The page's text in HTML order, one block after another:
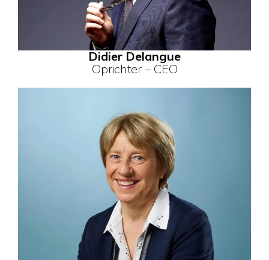
Didier Delangue
Oprichter – CEO